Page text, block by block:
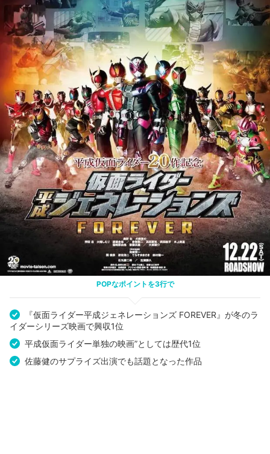
POPなポイントを3行で
『仮面ライダー平成ジェネレーションズ FOREVER』が冬のラ
イダーシリーズ映画で興収1位
平成仮面ライダー単独の映画”としては歴代1位
佐藤健のサプライズ出演でも話題となった作品